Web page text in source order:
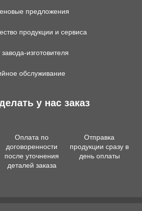
предложения
продукции и сервиса
изготовителя
обслуживание
у нас заказ
Оплата по
договоренности
после уточнения
деталей заказа
Отправка
продукции сразу в
день оплаты